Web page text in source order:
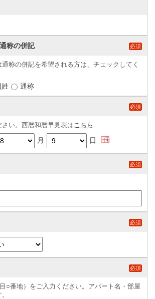
称の併記 必須
称の併記を希望される方は、チェックしてく
姓 通称
必須
い。西暦和暦早見表はこちら
月 日
必須
必須
必須
○番地）をご入力ください。アパート名・部屋